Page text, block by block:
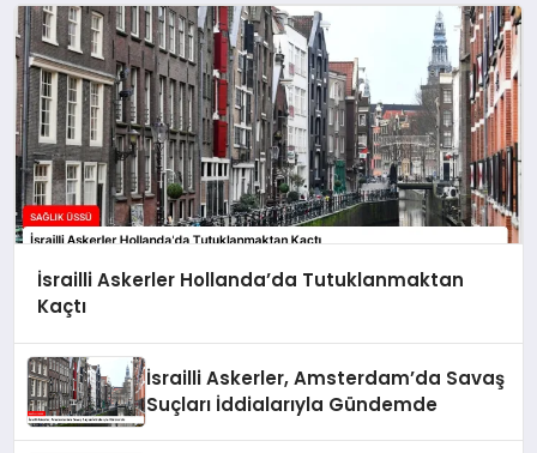
İsrailli Askerler Hollanda’da Tutuklanmaktan
Kaçtı
İsrailli Askerler, Amsterdam’da Savaş
Suçları İddialarıyla Gündemde